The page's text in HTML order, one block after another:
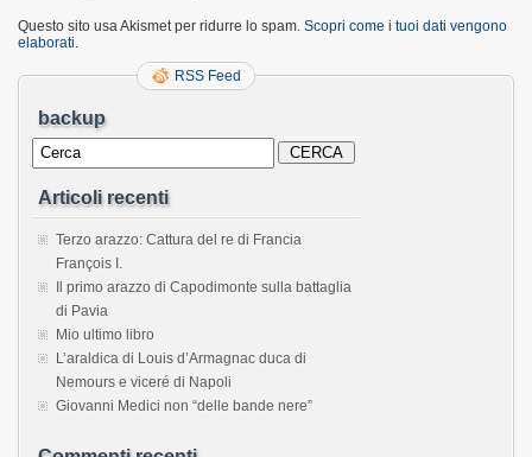
Questo sito usa Akismet per ridurre lo spam. Scopri come i tuoi dati vengono
elaborati.
RSS Feed
backup
Articoli recenti
Terzo arazzo: Cattura del re di Francia
François I.
Il primo arazzo di Capodimonte sulla battaglia
di Pavia
Mio ultimo libro
L’araldica di Louis d’Armagnac duca di
Nemours e viceré di Napoli
Giovanni Medici non “delle bande nere”